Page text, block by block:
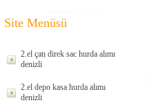
Site Menüsü
2.el çatı direk sac hurda alımı
denizli
2.el depo kasa hurda alımı
denizli